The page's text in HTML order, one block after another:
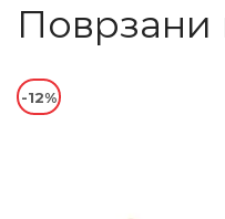
Поврзани
-12%